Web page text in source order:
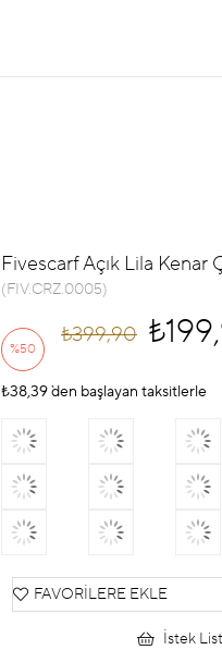
Fivescarf Açık Lila
(FIV.CRZ.0005)
%50
İndirim
₺399,90
₺38,39`den başlayan taksitlerle
FAVORILERE EKLE
İstek